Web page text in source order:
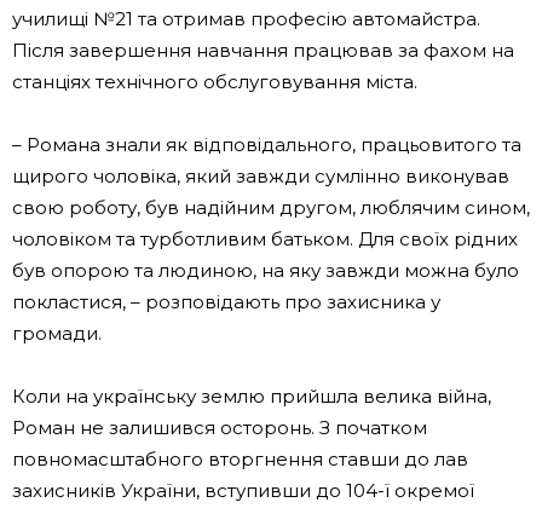
училищі №21 та отримав професію автомайстра.
Після завершення навчання працював за фахом на
станціях технічного обслуговування міста.
– Романа знали як відповідального, працьовитого та
щирого чоловіка, який завжди сумлінно виконував
свою роботу, був надійним другом, люблячим сином,
чоловіком та турботливим батьком. Для своїх рідних
був опорою та людиною, на яку завжди можна було
покластися, – розповідають про захисника у
громади.
Коли на українську землю прийшла велика війна,
Роман не залишився осторонь. З початком
повномасштабного вторгнення ставши до лав
захисників України, вступивши до 104-ї окремої